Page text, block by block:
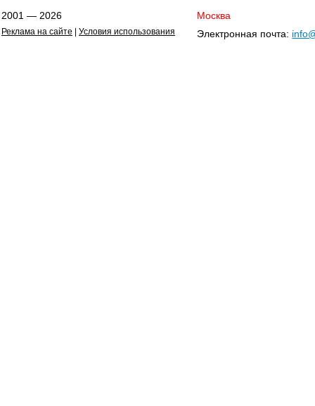
2001 — 2026
Реклама на сайте Условия использования
Москва
Электронная почта: